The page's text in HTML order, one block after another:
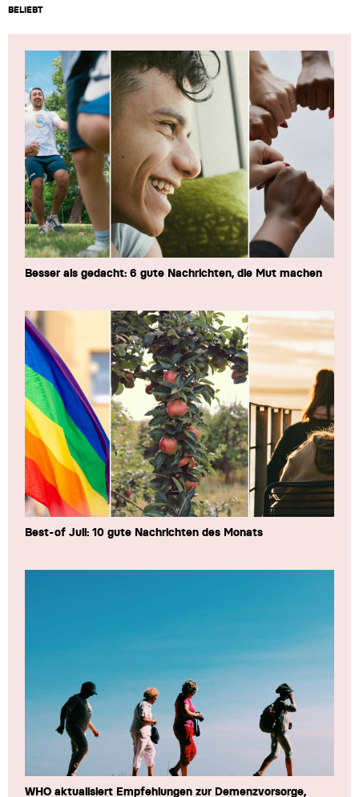
BELIEBT
Besser als gedacht: 6 gute Nachrichten, die Mut machen
Best-of Juli: 10 gute Nachrichten des Monats
WHO aktualisiert Empfehlungen zur Demenzvorsorge,